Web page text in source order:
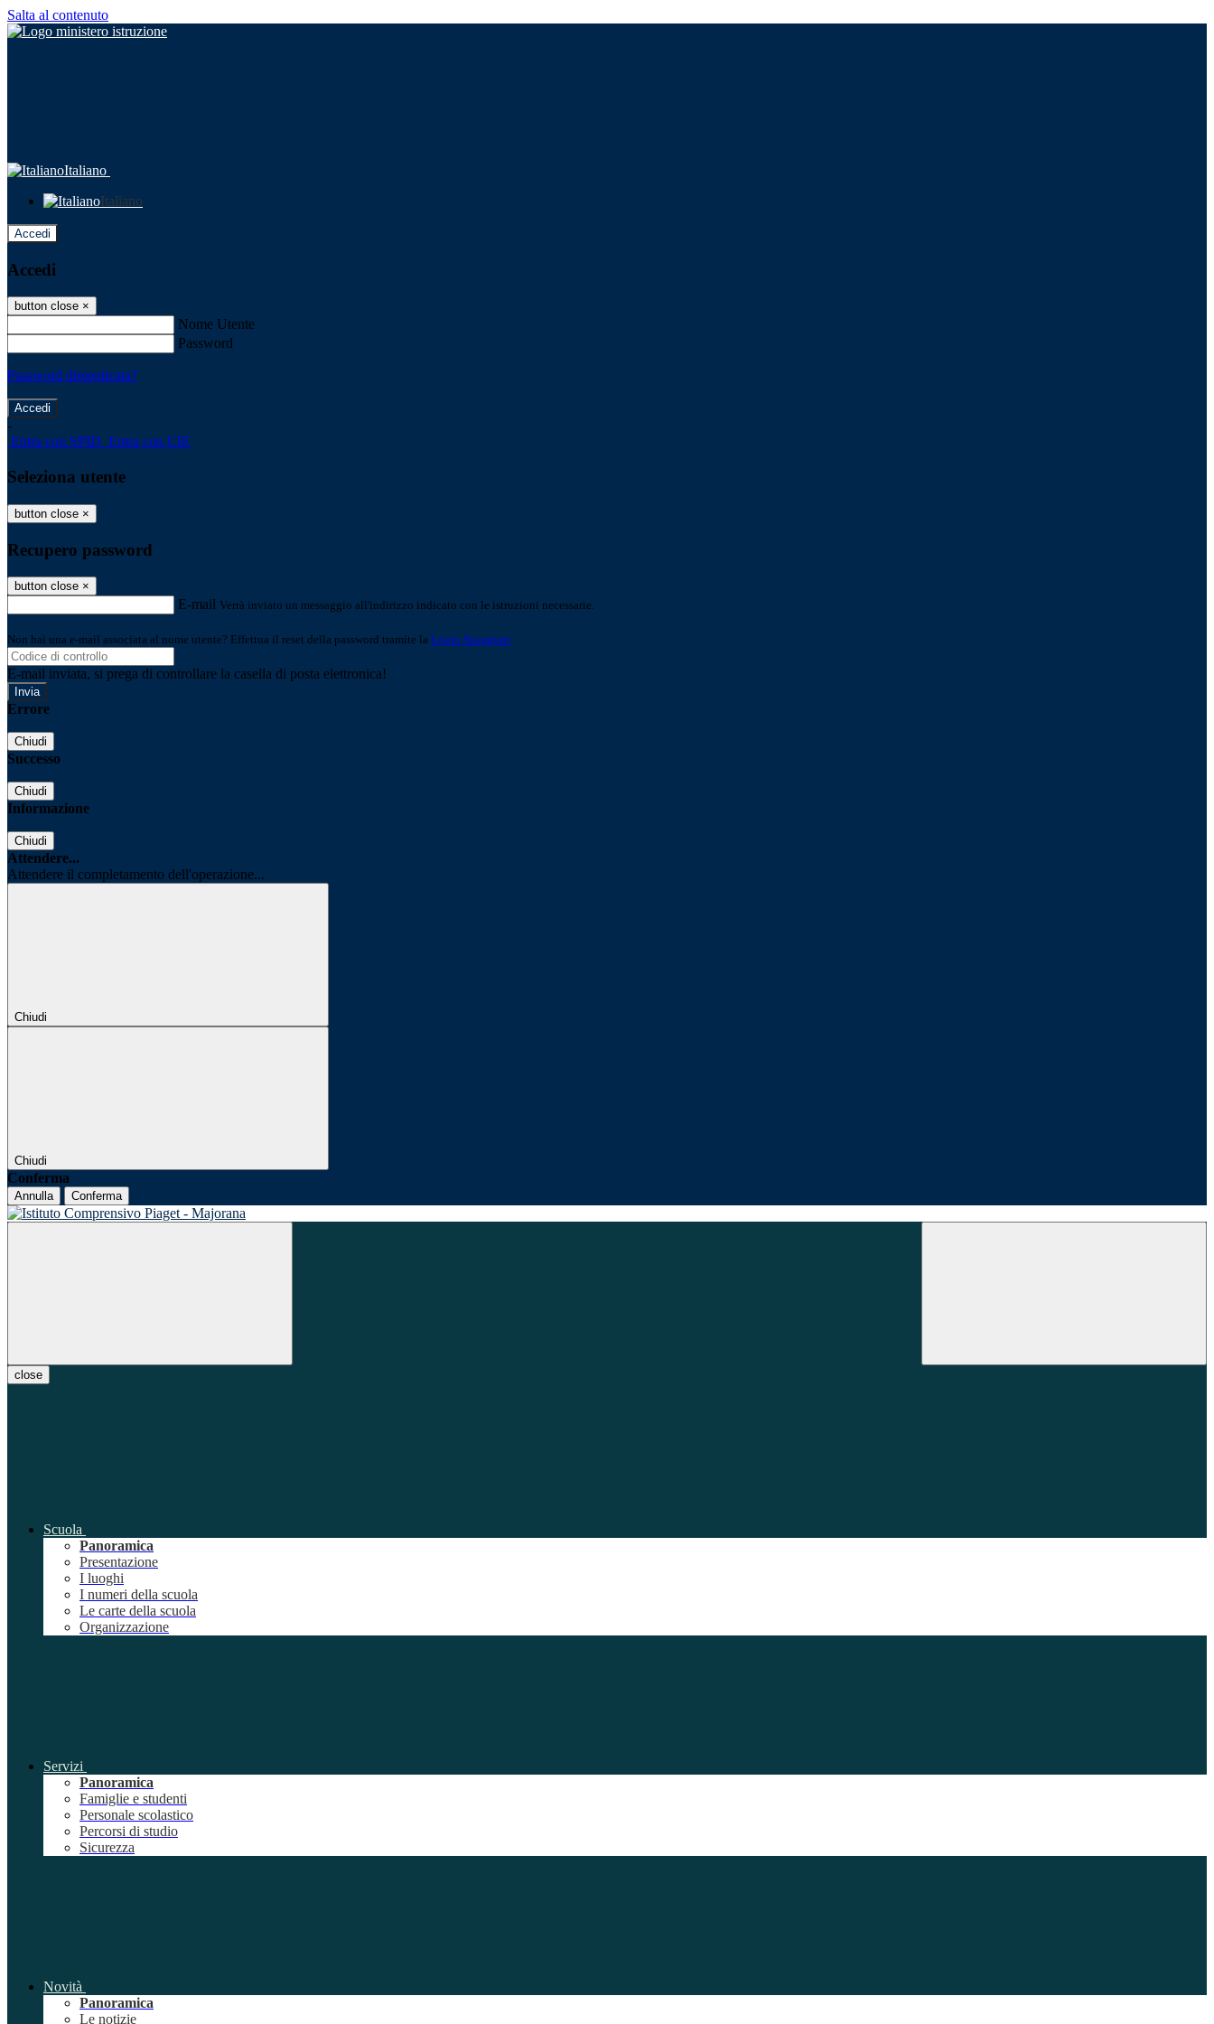
Salta al contenuto
Italiano
Italiano
Accedi
Accedi
button close ×
Nome Utente
Password
Password dimenticata?
-
Entra con SPID Entra con CIE
Seleziona utente
button close ×
Recupero password
button close ×
E-mail Verrà inviato un messaggio all'indirizzo indicato con le istruzioni necessarie.
Non hai una e-mail associata al nome utente? Effettua il reset della password tramite la Login Spaggiari
E-mail inviata, si prega di controllare la casella di posta elettronica!
Errore
Chiudi
Successo
Chiudi
Informazione
Chiudi
Attendere...
Attendere il completamento dell'operazione...
Chiudi
Chiudi
Conferma
Annulla Conferma
close
Scuola
Panoramica
Presentazione
I luoghi
I numeri della scuola
Le carte della scuola
Organizzazione
Servizi
Panoramica
Famiglie e studenti
Personale scolastico
Percorsi di studio
Sicurezza
Novità
Panoramica
Le notizie